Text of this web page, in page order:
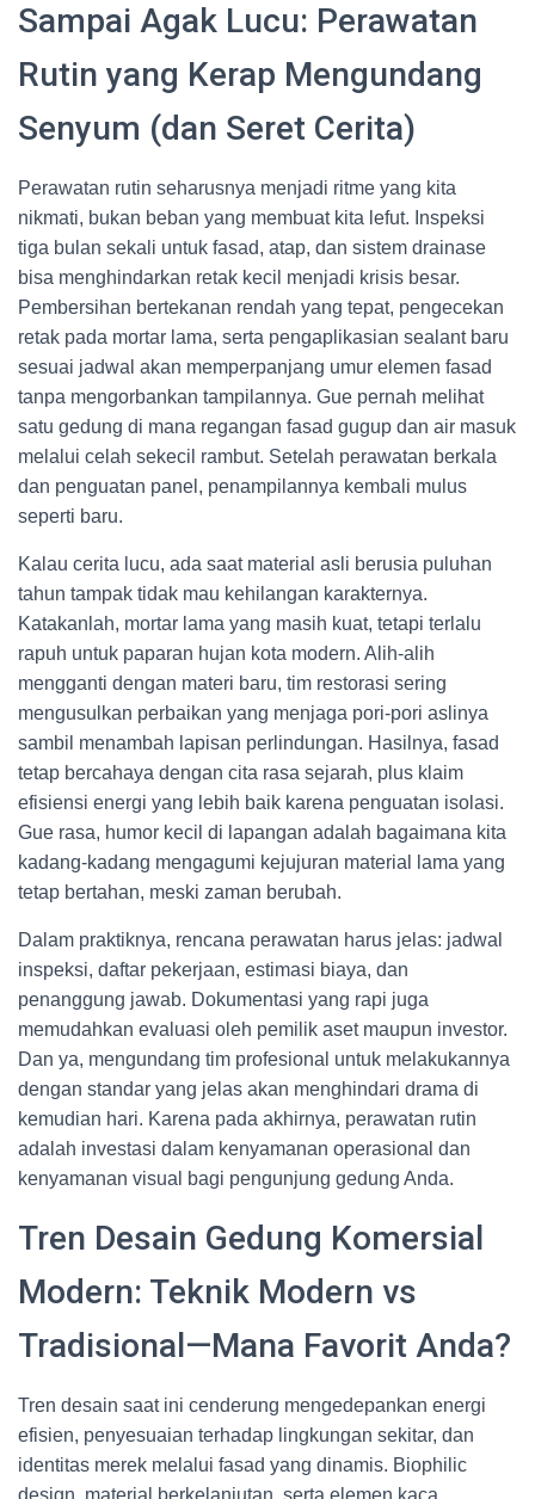
Sampai Agak Lucu: Perawatan
Rutin yang Kerap Mengundang
Senyum (dan Seret Cerita)
Perawatan rutin seharusnya menjadi ritme yang kita
nikmati, bukan beban yang membuat kita lefut. Inspeksi
tiga bulan sekali untuk fasad, atap, dan sistem drainase
bisa menghindarkan retak kecil menjadi krisis besar.
Pembersihan bertekanan rendah yang tepat, pengecekan
retak pada mortar lama, serta pengaplikasian sealant baru
sesuai jadwal akan memperpanjang umur elemen fasad
tanpa mengorbankan tampilannya. Gue pernah melihat
satu gedung di mana regangan fasad gugup dan air masuk
melalui celah sekecil rambut. Setelah perawatan berkala
dan penguatan panel, penampilannya kembali mulus
seperti baru.
Kalau cerita lucu, ada saat material asli berusia puluhan
tahun tampak tidak mau kehilangan karakternya.
Katakanlah, mortar lama yang masih kuat, tetapi terlalu
rapuh untuk paparan hujan kota modern. Alih-alih
mengganti dengan materi baru, tim restorasi sering
mengusulkan perbaikan yang menjaga pori-pori aslinya
sambil menambah lapisan perlindungan. Hasilnya, fasad
tetap bercahaya dengan cita rasa sejarah, plus klaim
efisiensi energi yang lebih baik karena penguatan isolasi.
Gue rasa, humor kecil di lapangan adalah bagaimana kita
kadang-kadang mengagumi kejujuran material lama yang
tetap bertahan, meski zaman berubah.
Dalam praktiknya, rencana perawatan harus jelas: jadwal
inspeksi, daftar pekerjaan, estimasi biaya, dan
penanggung jawab. Dokumentasi yang rapi juga
memudahkan evaluasi oleh pemilik aset maupun investor.
Dan ya, mengundang tim profesional untuk melakukannya
dengan standar yang jelas akan menghindari drama di
kemudian hari. Karena pada akhirnya, perawatan rutin
adalah investasi dalam kenyamanan operasional dan
kenyamanan visual bagi pengunjung gedung Anda.
Tren Desain Gedung Komersial
Modern: Teknik Modern vs
Tradisional—Mana Favorit Anda?
Tren desain saat ini cenderung mengedepankan energi
efisien, penyesuaian terhadap lingkungan sekitar, dan
identitas merek melalui fasad yang dinamis. Biophilic
design, material berkelanjutan, serta elemen kaca